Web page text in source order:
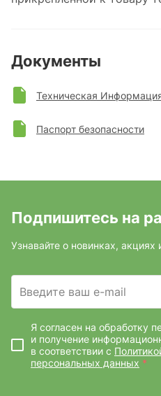
Документы
Техническая
Паспорт безопасности
Подпишитесь на
Узнавайте о новинках,
Введите ваш e-mail
Я согласен на обработку
и получение
в соответствии с
персональных данных *